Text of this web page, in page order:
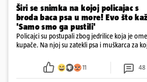
Širi se snimka na kojoj policajac s
broda baca psa u more! Evo što
'Samo smo ga pustili'
Policajci su postupali zbog jedrilice koja je
kupače. Na njoj su zatekli psa i muškarca za
ga uhitili, a psa je preuzeo komunalni redar
11 48